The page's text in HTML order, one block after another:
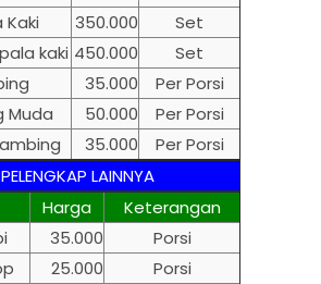
Kaki
350.000
Set
kaki 450.000
Set
35.000
Per Porsi
Muda
50.000
Per Porsi
35.000
Per Porsi
PELENGKAP LAINNYA
Harga
Keterangan
35.000
Porsi
25.000
Porsi